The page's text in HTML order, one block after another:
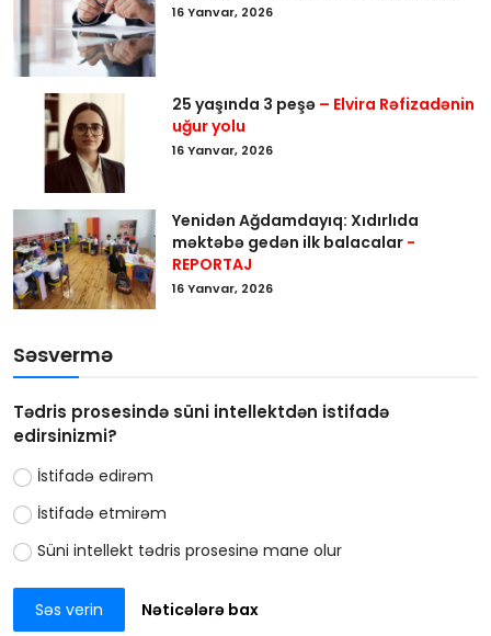
16 Yanvar, 2026
25 yaşında 3 peşə – Elvira Rəfizadənin
uğur yolu
16 Yanvar, 2026
Yenidən Ağdamdayıq: Xıdırlıda
məktəbə gedən ilk balacalar -
REPORTAJ
16 Yanvar, 2026
Səsvermə
Tədris prosesində süni intellektdən istifadə
edirsinizmi?
İstifadə edirəm
İstifadə etmirəm
Süni intellekt tədris prosesinə mane olur
Səs verin Nəticələrə bax